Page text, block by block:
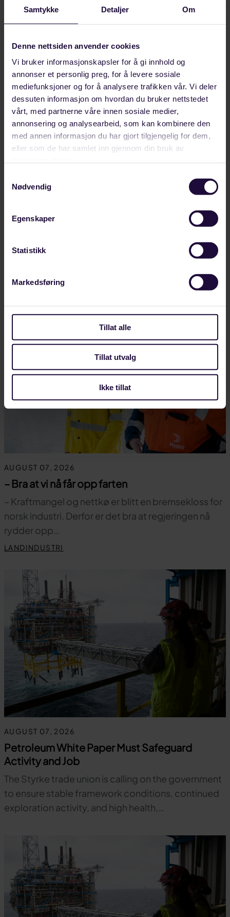
Samtykke Detaljer Om
Denne nettsiden anvender cookies
Vi bruker informasjonskapsler for å gi innhold og
annonser et personlig preg, for å levere sosiale
mediefunksjoner og for å analysere trafikken vår. Vi deler
dessuten informasjon om hvordan du bruker nettstedet
vårt, med partnerne våre innen sosiale medier,
annonsering og analysearbeid, som kan kombinere den
med annen informasjon du har gjort tilgjengelig for dem,
eller som de har samlet inn gjennom din bruk av
Nødvendig
Egenskaper
Statistikk
Markedsføring
Tillat alle
Tillat utvalg
Ikke tillat
facebook
linkedin
Relaterte artikler
Her deltar vi på Arendalsuka 2026
august. Se oversikt over hvilke arrangement vi er
LANDINDUSTRI
AUGUST 07, 2026
– Bra at vi nå får opp farten
– Kraftmangel og nettkø er blitt en bremsekloss for
norsk industri. Derfor er det bra at regjeringen nå
rydder opp…
LANDINDUSTRI
AUGUST 07, 2026
Petroleum White Paper Must Safeguard
Activity and Job
The Styrke trade union is calling on the government
to ensure stable framework conditions, continued
exploration activity, and high health,…